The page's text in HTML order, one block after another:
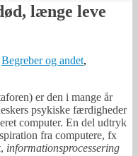
længe leve
Begreber og andet,
er den i mange år
psykiske færdigheder
computer. En del udtryk
fra computere, fx
, informationsprocessering